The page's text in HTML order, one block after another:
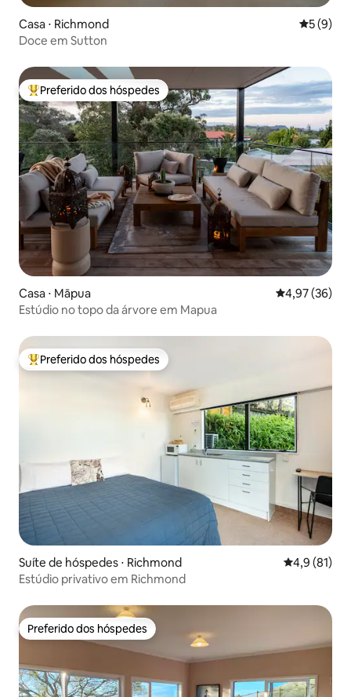
Casa ⋅ Richmond 5 de
5 (9)
Doce em Sutton
Entre os melhores preferidos dos hóspedes
Preferido dos hóspedes
Casa ⋅ Māpua 4,97 de uma
4,97 (36)
Estúdio no topo da árvore em Mapua
Entre os melhores preferidos dos hóspedes
Preferido dos hóspedes
Suíte de hóspedes ⋅ Richmond 4,9 de uma
4,9 (81)
Estúdio privativo em Richmond
Preferido dos hóspedes
Preferido dos hóspedes